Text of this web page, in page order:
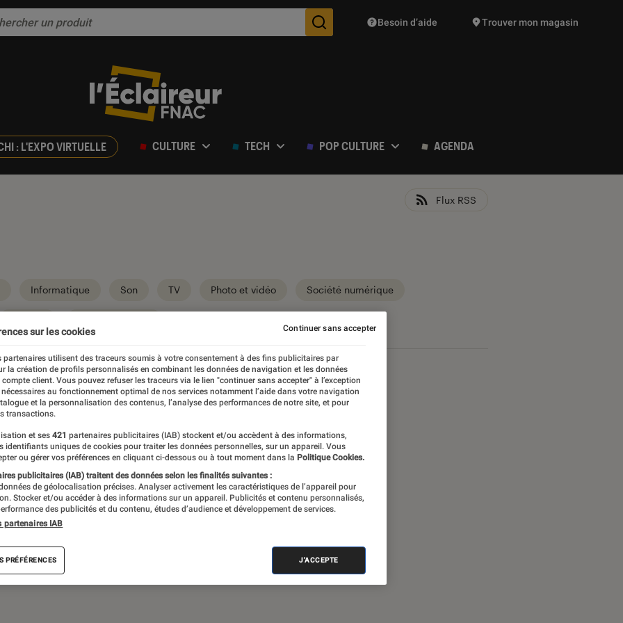
Des suggestions de produits vont vous être proposées
Besoin d’aide Trouver mon magasin
: L'EXPO VIRTUELLE CULTURE TECH POP CULTURE AGENDA
Flux RSS
Informatique Son TV Photo et vidéo Société numérique
audio, objets connectés… l’Éclaireur
l’actualité Tech décryptée, de nombreux
des tests de produits, réalisés par le
sur les cookies
partenaires utilisent des traceurs soumis à votre consentement à des fins publicitaires par
la création de profils personnalisés en combinant les données de navigation et les données
compte client. Vous pouvez refuser les traceurs via le lien "continuer sans accepter" à l’exception
au fonctionnement optimal de nos services notamment l’aide dans votre navigation
et la personnalisation des contenus, l’analyse des performances de notre site, et pour
transactions.
et ses 421 partenaires publicitaires (IAB) stockent et/ou accèdent à des informations,
identifiants uniques de cookies pour traiter les données personnelles, sur un appareil. Vous
ou gérer vos préférences en cliquant ci-dessous ou à tout moment dans la Politique Cookies.
publicitaires (IAB) traitent des données selon les finalités suivantes :
de géolocalisation précises. Analyser activement les caractéristiques de l’appareil pour
Stocker et/ou accéder à des informations sur un appareil. Publicités et contenu personnalisés,
des publicités et du contenu, études d’audience et développement de services.
partenaires IAB
PRÉFÉRENCES J'ACCEPTE
Continuer sans accepter